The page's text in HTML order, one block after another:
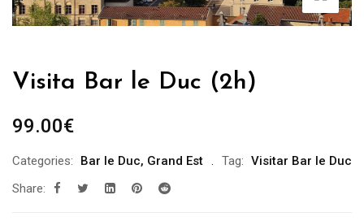
Visita Bar le Duc (2h)
99.00€
Categories: Bar le Duc, Grand Est Tag: Visitar Bar le Duc
Share: